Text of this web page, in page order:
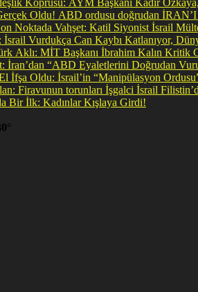
Köprüsü: AYM Başkanı Kadir
Kıyamet Senaryosu Gerçek Oldu! ABD ordusu
Son Noktada Vahşet: Katil Siyonist İsrail
Vurdukça Can Kaybı Katlanıyor,
Aklı: MİT Başkanı İbrahim Kalın Kritik
İran’dan “ABD Eyaletlerini Doğrudan
İfşa Oldu: İsrail’in “Manipülasyon
Haddini Aşan Kirli
Bir İlk: Kadınlar Kışlaya Girdi!